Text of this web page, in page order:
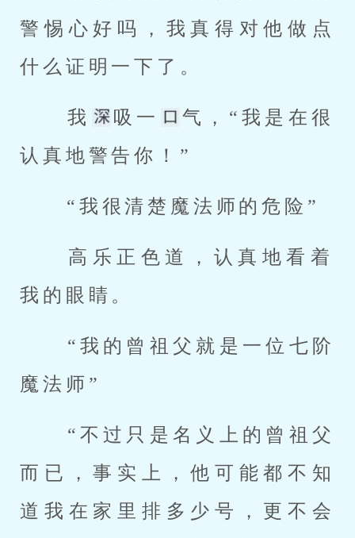
警惕心好吗，我真得对他做点
什么证明一下了。
我 吸一
气，“我是在很
认真地警告你！”
“我很清楚魔法师的危险”
我的眼睛。
魔法师”
而已，事实上，他可能都不知
道我在家里排多少号，更不会